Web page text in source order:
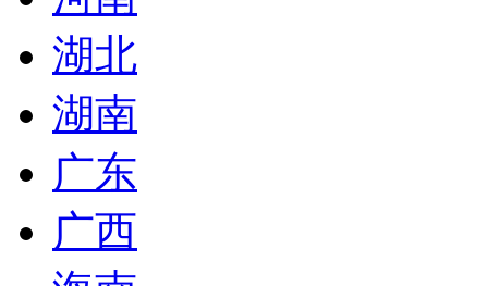
湖北
湖南
广东
广西